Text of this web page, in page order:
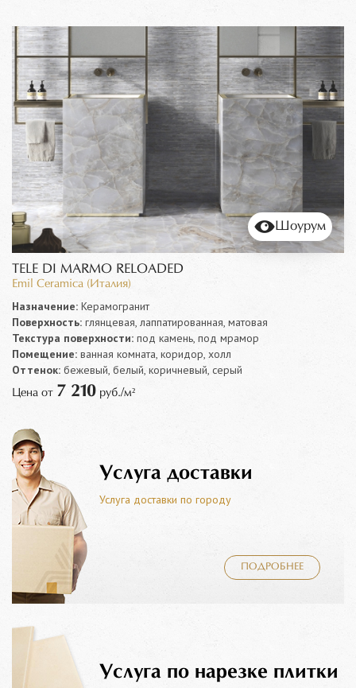
Шоурум
TELE DI MARMO RELOADED
Emil Ceramica (Италия)
Назначение: Керамогранит
Поверхность: глянцевая, лаппатированная, матовая
Текстура поверхности: под камень, под мрамор
Помещение: ванная комната, коридор, холл
Оттенок: бежевый, белый, коричневый, серый
Цена от 7 210 руб./м²
Услуга доставки
Услуга доставки по городу
ПОДРОБНЕЕ
Услуга по нарезке плитки